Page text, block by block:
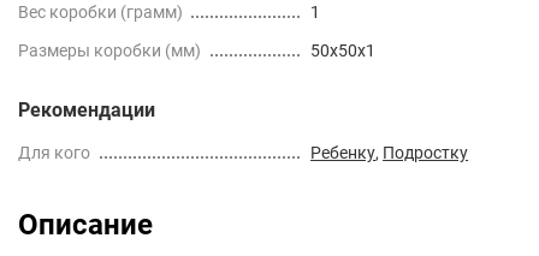
Вес коробки (грамм)
1
Размеры коробки (мм)
50x50x1
Рекомендации
Для кого Ребенку, Подростку
Описание